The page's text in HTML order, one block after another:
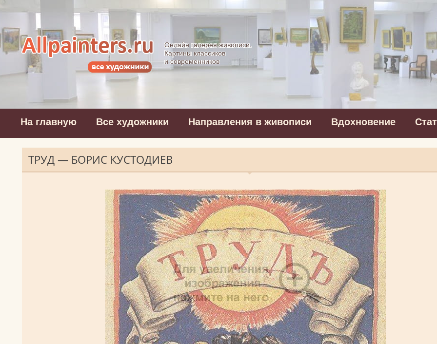
Allpainters.ru - картинная галерея
Онлайн галерея живописи.
Картины классиков
и современников
На главную Все художники Направления в живописи Вдохновение
ТРУД — БОРИС КУСТОДИЕВ